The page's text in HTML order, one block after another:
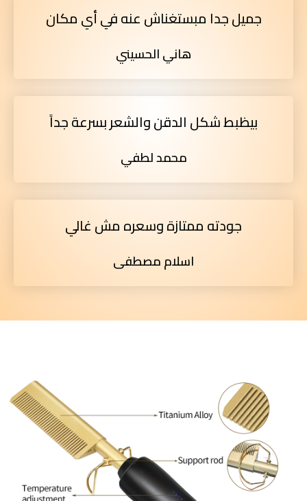
جميل جدا مبستغناش عنه في أي مكان
هاني الحسيني
بيظبط شكل الدقن والشعر بسرعة جداً
محمد لطفي
جودته ممتازة وسعره مش غالي
اسلام مصطفى